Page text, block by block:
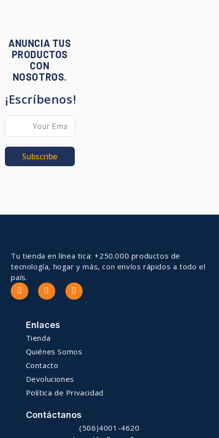
ANUNCIA TUS
PRODUCTOS
CON
NOSOTROS.
¡Escríbenos!
Subscribe
Tu tienda en línea tica: +250.000 productos de
tecnología, hogar y más, con envíos rápidos a todo el
país.
Enlaces
Tienda
Quiénes Somos
Contacto
Devoluciones
Política de Privacidad
Contáctanos
(506)4001-4620